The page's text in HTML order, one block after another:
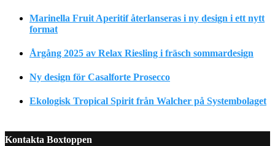
Marinella Fruit Aperitif återlanseras i ny design i ett nytt
format
Årgång 2025 av Relax Riesling i fräsch sommardesign
Ny design för Casalforte Prosecco
Ekologisk Tropical Spirit från Walcher på Systembolaget
Kontakta Boxtoppen